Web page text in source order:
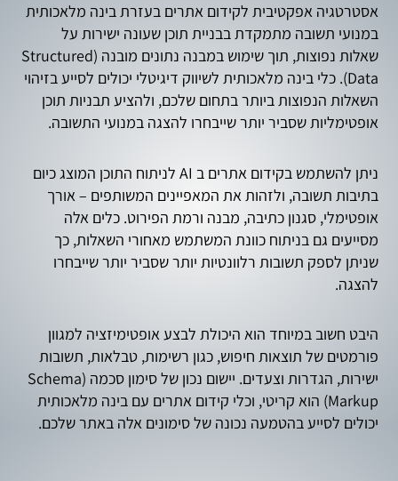
אסטרטגיה אפקטיבית לקידום אתרים בעזרת בינה מלאכותית
במנועי תשובה מתמקדת בבניית תוכן שעונה ישירות על
שאלות נפוצות, תוך שימוש במבנה נתונים מובנה (Structured
Data). כלי בינה מלאכותית לשיווק דיגיטלי יכולים לסייע בזיהוי
השאלות הנפוצות ביותר בתחום שלכם, ולהציע תבניות תוכן
אופטימליות שסביר יותר שייבחרו להצגה במנועי התשובה.
ניתן להשתמש בקידום אתרים ב AI לניתוח התוכן המוצג כיום
בתיבות תשובה, ולזהות את המאפיינים המשותפים – אורך
אופטימלי, סגנון כתיבה, מבנה ורמת הפירוט. כלים אלה
מסייעים גם בניתוח כוונת המשתמש מאחורי השאלות, כך
שניתן לספק תשובות רלוונטיות יותר שסביר יותר שייבחרו
להצגה.
היבט חשוב במיוחד הוא היכולת לבצע אופטימיזציה למגוון
פורמטים של תוצאות חיפוש, כגון רשימות, טבלאות, תשובות
ישירות, הגדרות וצעדים. יישום נכון של סימון סכמה (Schema
Markup) הוא קריטי, וכלי קידום אתרים עם בינה מלאכותית
יכולים לסייע בהטמעה נכונה של סימונים אלה באתר שלכם.